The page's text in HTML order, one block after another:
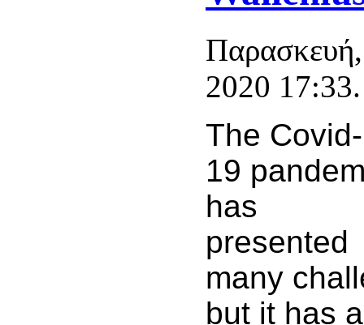
2020 17:33.
The Covid-
19
has
presented
many
but it has